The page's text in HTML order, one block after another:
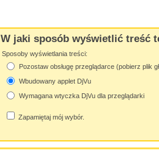
W jaki sposób wyświetlić treść
Sposoby wyświetlania treści:
Pozostaw obsługę przeglądarce (pobierz plik
Wbudowany applet DjVu
Wymagana wtyczka DjVu dla przeglądarki
Zapamiętaj mój wybór.